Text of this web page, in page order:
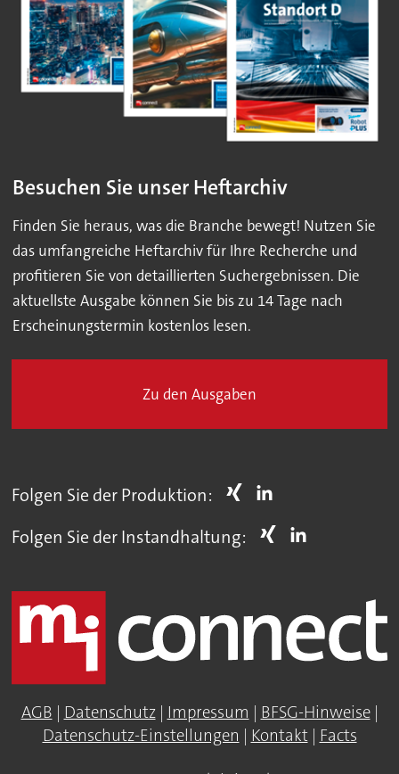
Besuchen Sie unser Heftarchiv
Finden Sie heraus, was die Branche bewegt! Nutzen Sie
das umfangreiche Heftarchiv für Ihre Recherche und
profitieren Sie von detaillierten Suchergebnissen. Die
aktuellste Ausgabe können Sie bis zu 14 Tage nach
Erscheinungstermin kostenlos lesen.
Zu den Ausgaben
Folgen Sie der Produktion:
Folgen Sie der Instandhaltung:
AGB | Datenschutz| Impressum | BFSG-Hinweise|
Datenschutz-Einstellungen | Kontakt| Facts